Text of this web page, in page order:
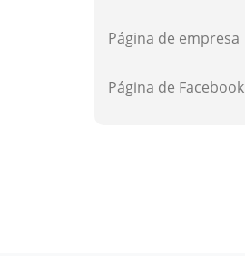
Página de empresa
Página de Facebook